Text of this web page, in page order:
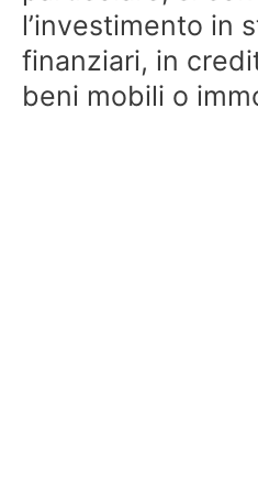
l’investimento in
finanziari, in
beni mobili o